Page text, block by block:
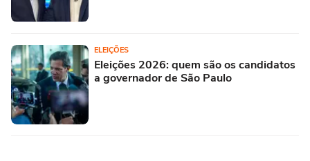
ELEIÇÕES
Eleições 2026: quem são os candidatos
a governador de São Paulo